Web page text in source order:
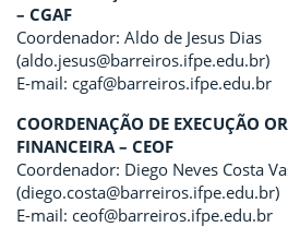
– CGAF
Coordenador: Aldo de Jesus Dias
(aldo.jesus@barreiros.ifpe.edu.br)
E-mail: cgaf@barreiros.ifpe.edu.br
COORDENAÇÃO DE EXECUÇÃO
FINANCEIRA – CEOF
Coordenador: Diego Neves Costa
(diego.costa@barreiros.ifpe.edu.br)
E-mail: ceof@barreiros.ifpe.edu.br